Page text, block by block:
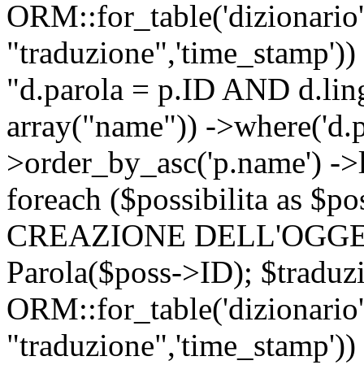
"d.parola = p.ID AND
array("name")) -
>order_by_asc('p.name')
foreach ($possibilita as
CREAZIONE
Parola($poss->ID);